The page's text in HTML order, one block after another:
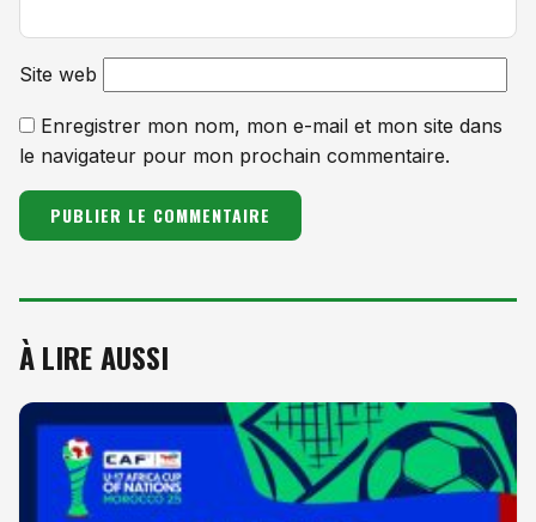
Site web
Enregistrer mon nom, mon e-mail et mon site dans
le navigateur pour mon prochain commentaire.
À LIRE AUSSI